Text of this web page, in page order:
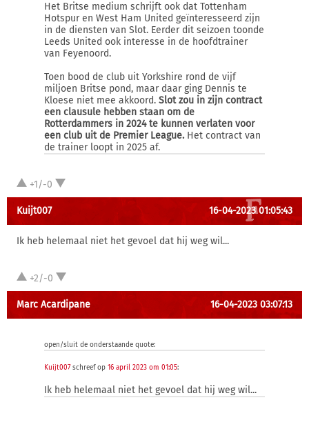
Het Britse medium schrijft ook dat Tottenham
Hotspur en West Ham United geïnteresseerd zijn
in de diensten van Slot. Eerder dit seizoen toonde
Leeds United ook interesse in de hoofdtrainer
van Feyenoord.
Toen bood de club uit Yorkshire rond de vijf
miljoen Britse pond, maar daar ging Dennis te
Kloese niet mee akkoord. Slot zou in zijn contract
een clausule hebben staan om de
Rotterdammers in 2024 te kunnen verlaten voor
een club uit de Premier League.Het contract van
de trainer loopt in 2025 af.
+1/-0
Kuijt007 16-04-2023 01:05:43
Ik heb helemaal niet het gevoel dat hij weg wil...
+2/-0
Marc Acardipane 16-04-2023 03:07:13
open/sluit de onderstaande quote:
Kuijt007schreef op 16 april 2023 om 01:05:
Ik heb helemaal niet het gevoel dat hij weg wil...